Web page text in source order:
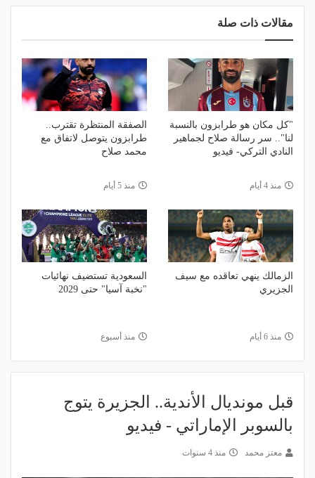
مقالات ذات صلة
"كل مكان هو طرابزون بالنسبة
لنا".. سر رسالة صلاح لجماهير
النادي التركي- فيديو
منذ 4 أيام
الصفقة المنتظرة تقترب..
طرابزون يتوصل لاتفاق مع
محمد صلاح
منذ 5 أيام
الزمالك ينهي تعاقده مع سيف
الجزيري
منذ 6 أيام
السعودية تستضيف نهائيات
"نخبة آسيا" حتى 2029
منذ أسبوع
قبل مونديال الأندية.. الجزيرة يتوج
بالسوبر الإماراتي - فيديو
معتز محمد منذ 4 سنوات